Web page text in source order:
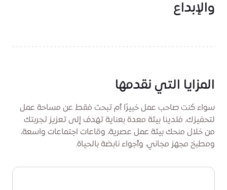
والإبداع
المزايا التي نقدمها
سواء كنت صاحب عمل خبيرًا أم تبحث فقط عن مساحة عمل
لتحفيزك، فلدينا بيئة معدة بعناية تهدف إلى تعزيز تجربتك
من خلال منحك بيئة عمل عصرية، وقاعات اجتماعات واسعة،
ومطبخ مجهز مجاني، وأجواء نابضة بالحياة.